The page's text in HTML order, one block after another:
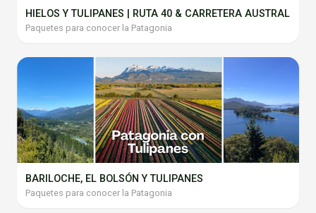
HIELOS Y TULIPANES | RUTA 40 & CARRETERA AUSTRAL
Paquetes para conocer la Patagonia
BARILOCHE, EL BOLSÓN Y TULIPANES
Paquetes para conocer la Patagonia